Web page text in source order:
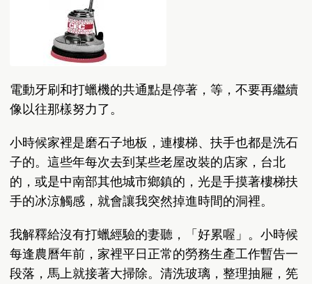
電動牙刷和打蠟機的共通點是停著，等，不要再繼續
像以往那樣努力了。
小時候家裡是磨石子地板，連樓梯、扶手也都是洗石
子的。這些年每次去到某些老屋改裝的店家，台北
的，或是中南部其他城市鄉鎮的，光是手摸著樓梯扶
手的冰涼觸感，就會讓我突然掉進時間的洞裡。
我解釋給沒有打蠟經驗的妻聽，「好累喔」。小時候
每逢農曆年前，家裡平日正常的勞務生產工作暫告一
段落，馬上就接著大掃除。清洗玻璃，整理抽屜，筅